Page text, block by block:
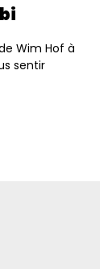
Wim Hof à
sentir